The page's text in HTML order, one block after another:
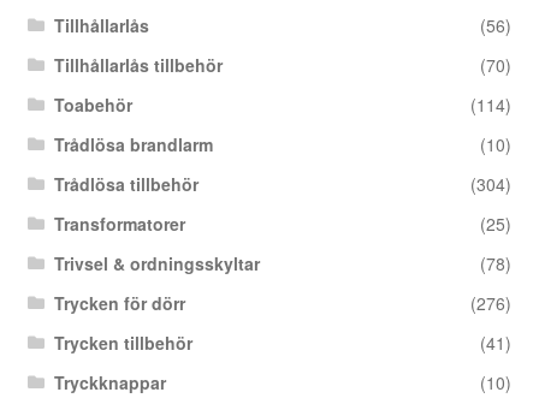
Tillhållarlås
(56)
Tillhållarlås tillbehör
(70)
Toabehör
(114)
Trådlösa brandlarm
(10)
Trådlösa tillbehör
(304)
Transformatorer
(25)
Trivsel & ordningsskyltar
(78)
Trycken för dörr
(276)
Trycken tillbehör
(41)
Tryckknappar
(10)